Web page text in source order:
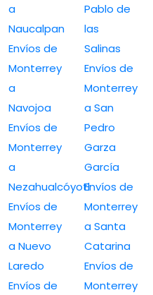
a
Naucalpan
Envíos de
Monterrey
a
Navojoa
Envíos de
Monterrey
a
Nezahualcóyotl
Envíos de
Monterrey
a Nuevo
Laredo
Envíos de
Pablo de
las
Salinas
Envíos de
Monterrey
a San
Pedro
Garza
García
Envíos de
Monterrey
a Santa
Catarina
Envíos de
Monterrey